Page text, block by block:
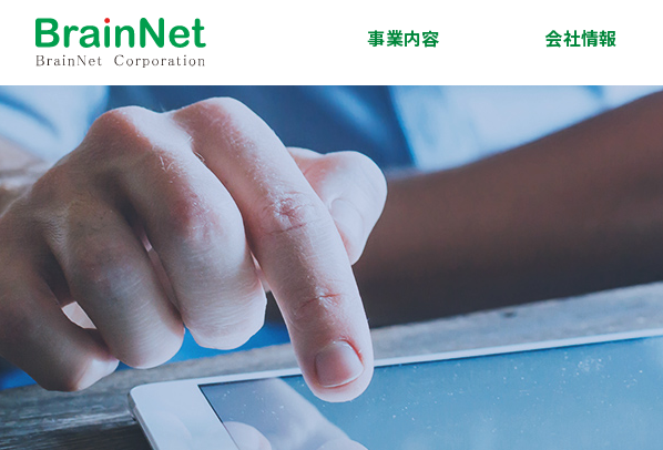
事業内容
システム開発事業
インフラサービス事
移動体通信事業
エンジニア派遣・人
材紹介事業
技術研修事業
ソリューション事業
会社情報
スタッフ紹介